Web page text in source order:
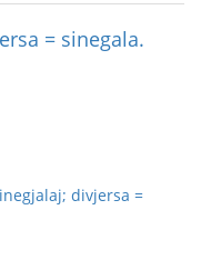
= sinegala.
divjersa =